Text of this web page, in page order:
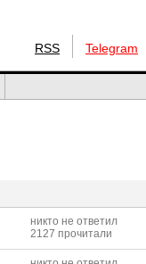
RSS Telegram
никто не ответил
2127 прочитали